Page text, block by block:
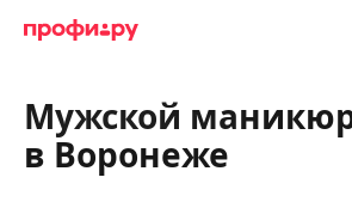
Мужской
в Воронеже